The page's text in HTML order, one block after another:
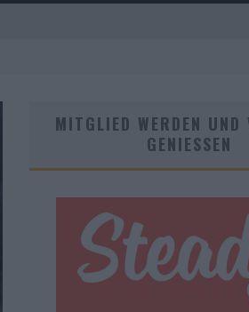
MITGLIED WERDEN UND
GENIESSEN